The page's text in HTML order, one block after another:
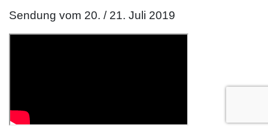
Sendung vom 20. / 21. Juli 2019